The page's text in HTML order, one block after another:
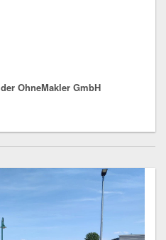
OhneMakler GmbH